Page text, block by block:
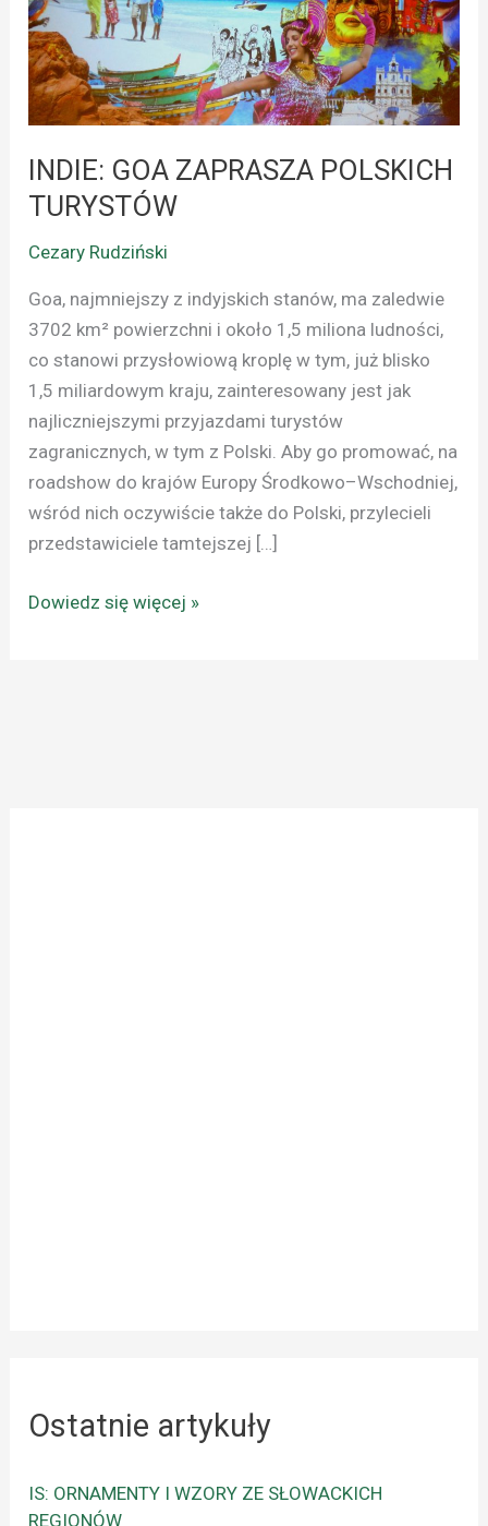
INDIE: GOA ZAPRASZA POLSKICH
TURYSTÓW
Cezary Rudziński
Goa, najmniejszy z indyjskich stanów, ma zaledwie
3702 km² powierzchni i około 1,5 miliona ludności,
co stanowi przysłowiową kroplę w tym, już blisko
1,5 miliardowym kraju, zainteresowany jest jak
najliczniejszymi przyjazdami turystów
zagranicznych, w tym z Polski. Aby go promować, na
roadshow do krajów Europy Środkowo–Wschodniej,
wśród nich oczywiście także do Polski, przylecieli
przedstawiciele tamtejszej […]
TURYSTÓW
Dowiedz się więcej »
Ostatnie artykuły
IS: ORNAMENTY I WZORY ZE SŁOWACKICH
REGIONÓW